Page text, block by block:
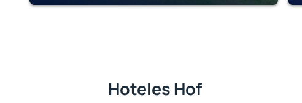
Hoteles Hof